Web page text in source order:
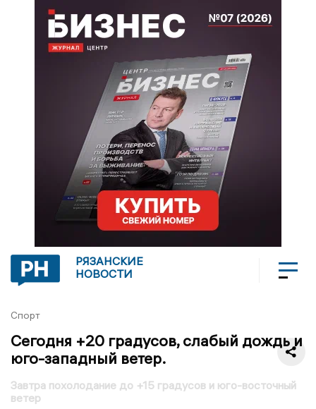
РЯЗАНСКИЕ
НОВОСТИ
Спорт
Сегодня +20 градусов, слабый дождь и
юго-западный ветер.
Завтра похолодание до +15 градусов и юго-восточный
ветер